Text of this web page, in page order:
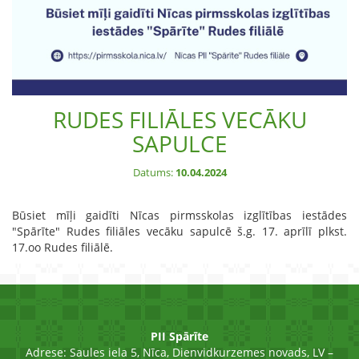
RUDES FILIĀLES VECĀKU
SAPULCE
Datums: 10.04.2024
Būsiet mīļi gaidīti Nīcas pirmsskolas izglītības iestādes
"Spārīte" Rudes filiāles vecāku sapulcē š.g. 17. aprīlī plkst.
17.oo Rudes filiālē.
PII Spārīte
Adrese: Saules iela 5, Nīca, Dienvidkurzemes novads, LV –